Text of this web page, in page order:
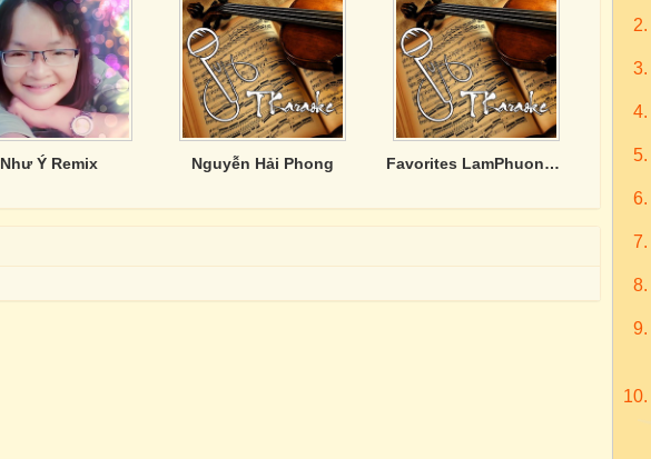
Như Ý Remix Nguyễn Hải Phong Favorites LamPhuong, TrucHo n Others